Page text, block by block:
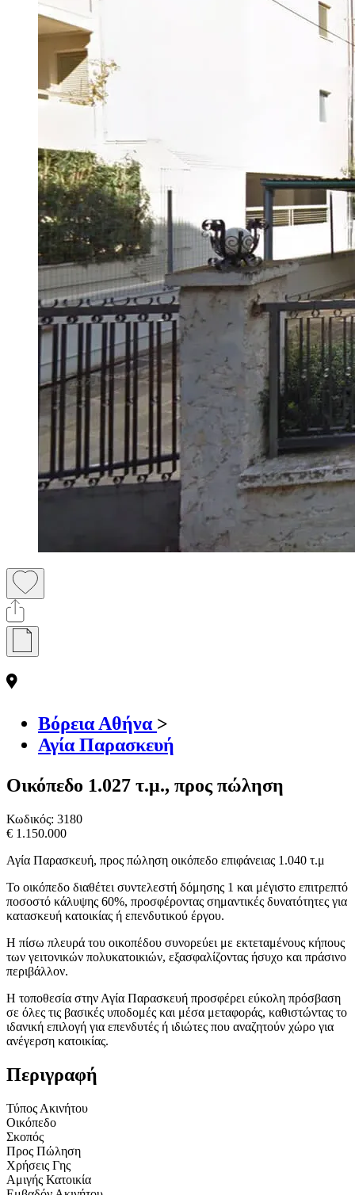
Βόρεια Αθήνα >
Αγία Παρασκευή
Οικόπεδο 1.027 τ.μ., προς πώληση
Κωδικός: 3180
€ 1.150.000
Αγία Παρασκευή, προς πώληση οικόπεδο επιφάνειας 1.040 τ.μ
Το οικόπεδο διαθέτει συντελεστή δόμησης 1 και μέγιστο επιτρεπτό
ποσοστό κάλυψης 60%, προσφέροντας σημαντικές δυνατότητες για
κατασκευή κατοικίας ή επενδυτικού έργου.
Η πίσω πλευρά του οικοπέδου συνορεύει με εκτεταμένους κήπους
των γειτονικών πολυκατοικιών, εξασφαλίζοντας ήσυχο και πράσινο
περιβάλλον.
Η τοποθεσία στην Αγία Παρασκευή προσφέρει εύκολη πρόσβαση
σε όλες τις βασικές υποδομές και μέσα μεταφοράς, καθιστώντας το
ιδανική επιλογή για επενδυτές ή ιδιώτες που αναζητούν χώρο για
ανέγερση κατοικίας.
Περιγραφή
Τύπος Ακινήτου
Οικόπεδο
Σκοπός
Προς Πώληση
Χρήσεις Γης
Αμιγής Κατοικία